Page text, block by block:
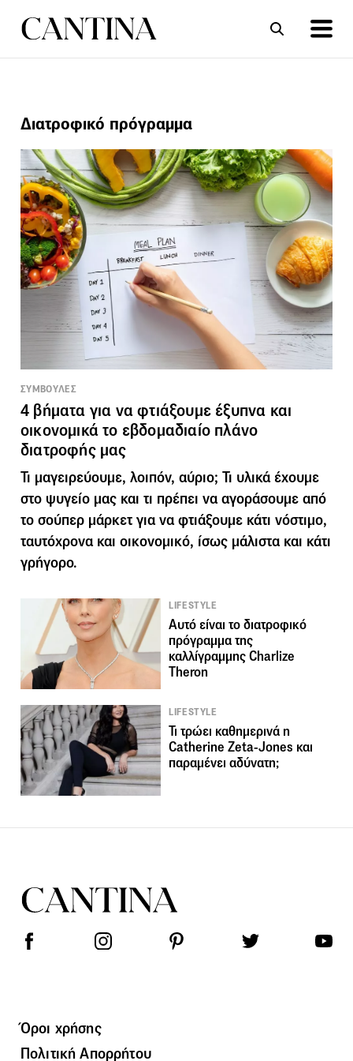
ΣΥΝΤΑΓΕΣ
Διατροφικό πρόγραμμα
ΣΥΜΒΟΥΛΕΣ
4 βήματα για να φτιάξουμε έξυπνα και
οικονομικά το εβδομαδιαίο πλάνο
διατροφής μας
Τι μαγειρεύουμε, λοιπόν, αύριο; Τι υλικά έχουμε
στο ψυγείο μας και τι πρέπει να αγοράσουμε από
το σούπερ μάρκετ για να φτιάξουμε κάτι νόστιμο,
ταυτόχρονα και οικονομικό, ίσως μάλιστα και κάτι
γρήγορο.
LIFESTYLE
Αυτό είναι το διατροφικό
πρόγραμμα της
καλλίγραμμης Charlize
Theron
LIFESTYLE
Τι τρώει καθημερινά η
Catherine Zeta-Jones και
παραμένει αδύνατη;
Όροι χρήσης
Πολιτική Απορρήτου